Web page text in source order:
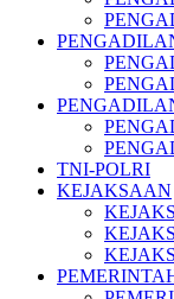
TNI-POLRI
KEJAKSAAN